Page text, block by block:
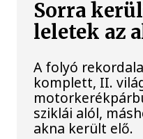
Sorra
leletek az
A folyó
komplett, II.
sziklái alól,
akna került elő.